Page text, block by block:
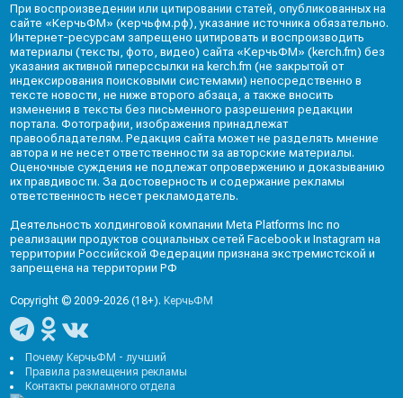
При воспроизведении или цитировании статей, опубликованных на
сайте «КерчьФМ» (керчьфм.рф), указание источника обязательно.
Интернет-ресурсам запрещено цитировать и воспроизводить
материалы (тексты, фото, видео) сайта «КерчьФМ» (kerch.fm) без
указания активной гиперссылки на kerch.fm (не закрытой от
индексирования поисковыми системами) непосредственно в
тексте новости, не ниже второго абзаца, а также вносить
изменения в тексты без письменного разрешения редакции
портала. Фотографии, изображения принадлежат
правообладателям. Редакция сайта может не разделять мнение
автора и не несет ответственности за авторские материалы.
Оценочные суждения не подлежат опровержению и доказыванию
их правдивости. За достоверность и содержание рекламы
ответственность несет рекламодатель.
Деятельность холдинговой компании Meta Platforms Inc по
реализации продуктов социальных сетей Facebook и Instagram на
территории Российской Федерации признана экстремистской и
запрещена на территории РФ
Copyright © 2009-2026 (18+).КерчьФМ
Почему КерчьФМ - лучший
Правила размещения рекламы
Контакты рекламного отдела